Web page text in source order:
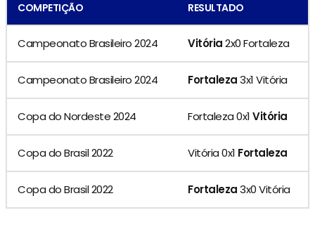
COMPETIÇÃO RESULTADO
Campeonato Brasileiro 2024 Vitória2x0 Fortaleza
Campeonato Brasileiro 2024 Fortaleza3x1 Vitória
Copa do Nordeste 2024 Fortaleza 0x1Vitória
Copa do Brasil 2022 Vitória 0x1 Fortaleza
Copa do Brasil 2022 Fortaleza3x0 Vitória